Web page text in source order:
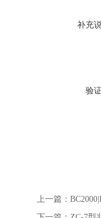
补充
验
上一篇：